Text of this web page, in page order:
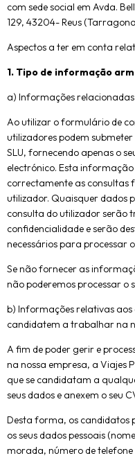
com sede social em Avda.
129, 43204- Reus
Aspectos a ter em conta
1. Tipo de informação
a) Informações
Ao utilizar o formulário de
utilizadores podem
SLU, fornecendo apenas o
electrónico. Esta
correctamente as consultas
utilizador. Quaisquer dados
consulta do utilizador serão
confidencialidade e serão
necessários para processar
Se não fornecer as
não poderemos processar o
b) Informações relativas aos
candidatem a trabalhar na
A fim de poder gerir e
na nossa empresa, a Viajes
que se candidatam a
seus dados e anexem o seu
Desta forma, os candidatos
os seus dados pessoais
morada, número de telefone